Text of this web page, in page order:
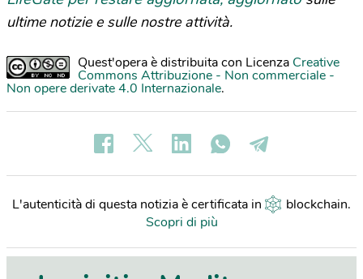
ultime notizie e sulle nostre attività.
Quest'opera è distribuita con Licenza Creative
Commons Attribuzione - Non commerciale -
Non opere derivate 4.0 Internazionale.
L'autenticità di questa notizia è certificata in blockchain.
Scopri di più